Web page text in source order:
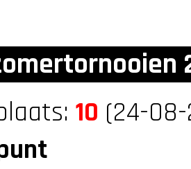
10 (24-08-